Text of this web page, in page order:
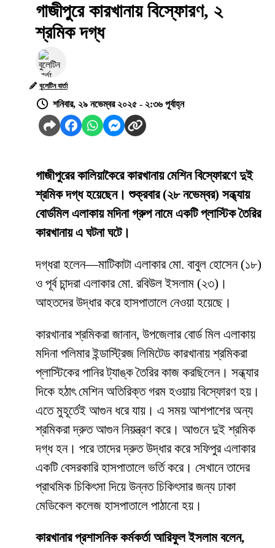
গাজীপুরে কারখানায় বিস্ফোরণ, ২
শ্রমিক দগ্ধ
বুলেটিন বার্তা
শনিবার, ২৯ নভেম্বর ২০২৫ - ২:৩৬ পূর্বাহ্ন
গাজীপুরের কালিয়াকৈরে কারখানায় মেশিন বিস্ফোরণে দুই
শ্রমিক দগ্ধ হয়েছেন। শুক্রবার (২৮ নভেম্বর) সন্ধ্যায়
বোর্ডমিল এলাকায় মদিনা গ্রুপ নামে একটি প্লাস্টিক তৈরির
কারখানায় এ ঘটনা ঘটে।
দগ্ধরা হলেন—মাটিকাটা এলাকার মো. বাবুল হোসেন (১৮)
ও পূর্ব চান্দরা এলাকার মো. রবিউল ইসলাম (২৩)।
আহতদের উদ্ধার করে হাসপাতালে নেওয়া হয়েছে।
কারখানার শ্রমিকরা জানান, উপজেলার বোর্ড মিল এলাকায়
মদিনা পলিমার ইন্ডাস্ট্রিজ লিমিটেড কারখানায় শ্রমিকরা
প্লাস্টিকের পানির ট্যাঙ্ক তৈরির কাজ করছিলেন। সন্ধ্যার
দিকে হঠাৎ মেশিন অতিরিক্ত গরম হওয়ায় বিস্ফোরণ হয়।
এতে মুহূর্তেই আগুন ধরে যায়। এ সময় আশপাশের অন্য
শ্রমিকরা দ্রুত আগুন নিয়ন্ত্রণ করে। আগুনে দুই শ্রমিক
দগ্ধ হন। পরে তাদের দ্রুত উদ্ধার করে সফিপুর এলাকার
একটি বেসরকারি হাসপাতালে ভর্তি করে। সেখানে তাদের
প্রাথমিক চিকিৎসা দিয়ে উন্নত চিকিৎসার জন্য ঢাকা
মেডিকেল কলেজ হাসপাতালে পাঠানো হয়।
কারখানার প্রশাসনিক কর্মকর্তা আরিফুল ইসলাম বলেন,